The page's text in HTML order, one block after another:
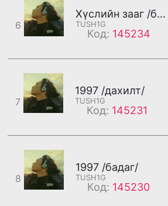
6
Хүслийн зааг /бадаг/
TUSH1G
Код: 145234
7
1997 /дахилт/
TUSH1G
Код: 145231
8
1997 /бадаг/
TUSH1G
Код: 145230